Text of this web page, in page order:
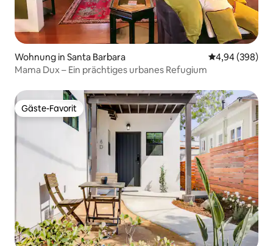
Wohnung in Santa Barbara
4,94 (398)
Mama Dux – Ein prächtiges urbanes Refugium
Gäste-Favorit
Gäste-Favorit